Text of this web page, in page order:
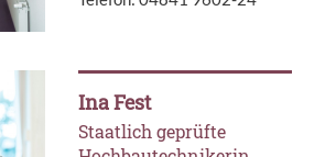
Ina Fest
Staatlich geprüfte